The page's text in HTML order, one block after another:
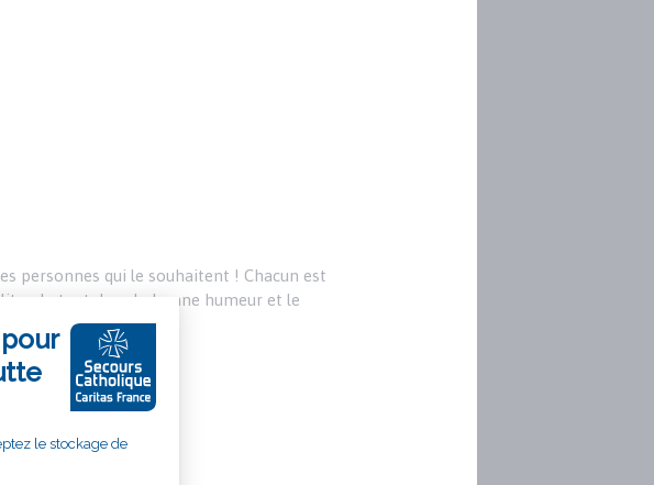
personnes qui le souhaitent ! Chacun est
le tout dans la bonne humeur et le